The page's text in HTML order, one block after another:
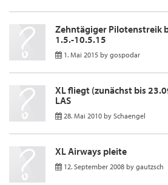
Zehntägiger Pilotenstreik
1.5.-10.5.15
1. Mai 2015 by gospodar
XL fliegt (zunächst bis
LAS
28. Mai 2010 by Schaengel
XL Airways pleite
12. September 2008 by gautzsch